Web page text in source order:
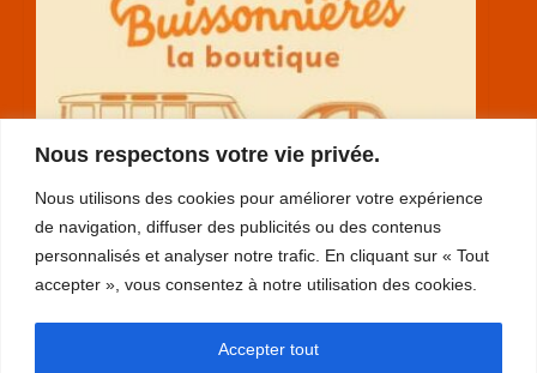
Nous respectons votre vie privée.
Nous utilisons des cookies pour améliorer votre expérience
de navigation, diffuser des publicités ou des contenus
personnalisés et analyser notre trafic. En cliquant sur « Tout
accepter », vous consentez à notre utilisation des cookies.
Accepter tout
RGPD